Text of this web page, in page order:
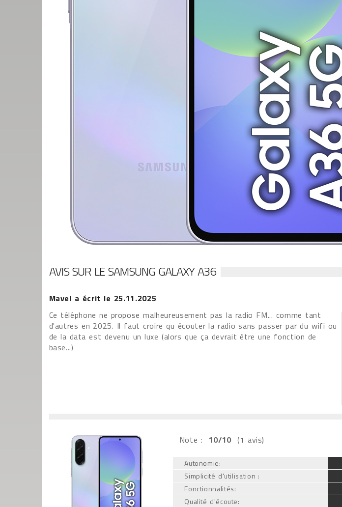
AVIS SUR LE SAMSUNG GALAXY A36
Mavel a écrit le 25.11.2025
Ce téléphone ne propose malheureusement pas la radio FM... comme tant
d'autres en 2025. Il faut croire qu écouter la radio sans passer par du wifi ou
de la data est devenu un luxe (alors que ça devrait être une fonction de
base...)
Note : 10/10 (1 avis)
Autonomie:
Simplicité d'utilisation :
Fonctionnalités:
Qualité d'écoute: